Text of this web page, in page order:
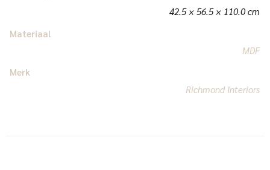
42.5 × 56.5 × 110.0 cm
Materiaal
MDF
Merk
Richmond Interiors